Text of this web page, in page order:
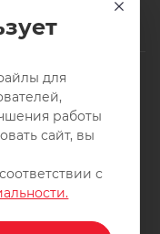
товаров
офертой. Все права
и фотографий
для
работы
сайт, вы
с